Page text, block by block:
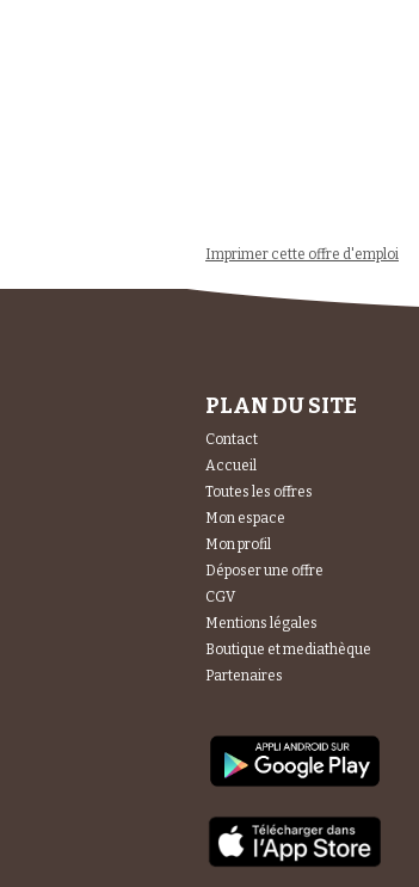
Imprimer cette offre d'emploi
PLAN DU SITE
Contact
Accueil
Toutes les offres
Mon espace
Mon profil
Déposer une offre
CGV
Mentions légales
Boutique et mediathèque
Partenaires